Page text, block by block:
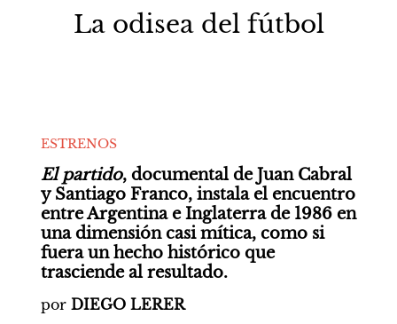
La odisea del fútbol
ESTRENOS
El partido, documental de Juan Cabral
y Santiago Franco, instala el encuentro
entre Argentina e Inglaterra de 1986 en
una dimensión casi mítica, como si
fuera un hecho histórico que
trasciende al resultado.
por DIEGO LERER